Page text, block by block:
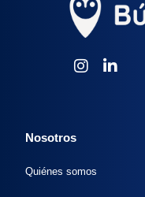
Nosotros
Quiénes somos